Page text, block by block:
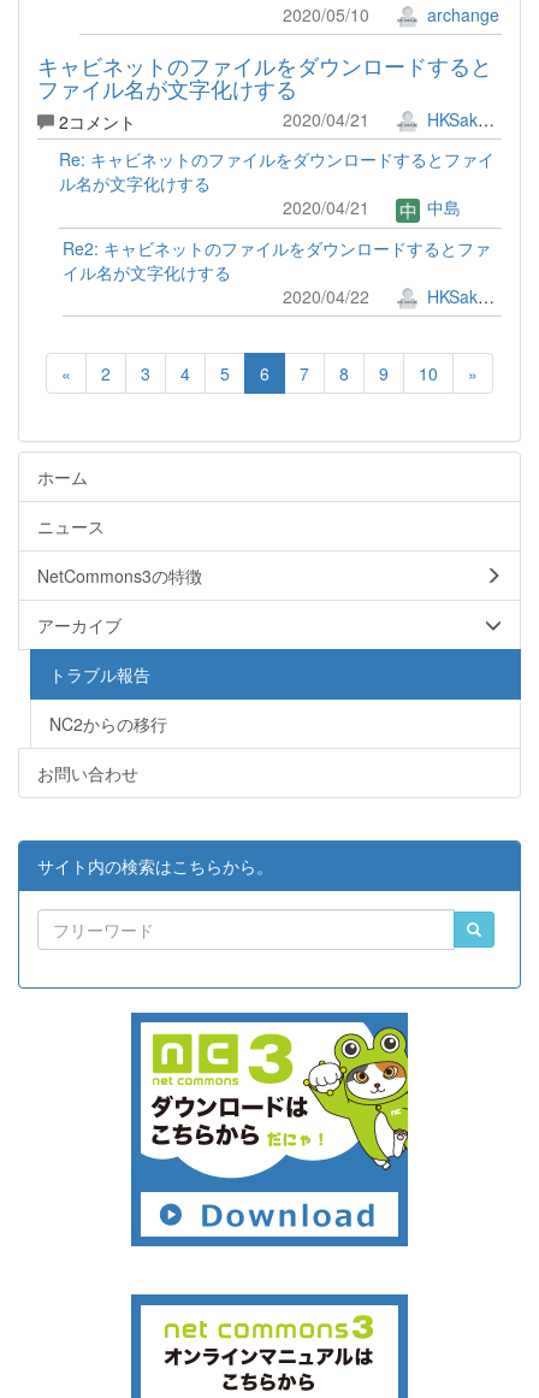
2020/05/10
archange
キャビネットのファイルをダウンロードすると
ファイル名が文字化けする
2コメント 2020/04/21
HKSakura
Re: キャビネットのファイルをダウンロードするとファイ
ル名が文字化けする
2020/04/21
中島
Re2: キャビネットのファイルをダウンロードするとファ
イル名が文字化けする
2020/04/22
HKSakura
« 2 3 4 5 6 7 8 9 10 »
ホーム
ニュース
NetCommons3の特徴
アーカイブ
トラブル報告
NC2からの移行
お問い合わせ
サイト内の検索はこちらから。